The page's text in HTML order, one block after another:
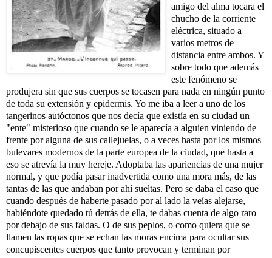
amigo del alma tocara el
chucho de la corriente
eléctrica, situado a
varios metros de
distancia entre ambos. Y
sobre todo que además
este fenómeno se
produjera sin que sus cuerpos se tocasen para nada en ningún punto
de toda su extensión y epidermis. Yo me iba a leer a uno de los
tangerinos autóctonos que nos decía que existía en su ciudad un
"ente" misterioso que cuando se le aparecía a alguien viniendo de
frente por alguna de sus callejuelas, o a veces hasta por los mismos
bulevares modernos de la parte europea de la ciudad, que hasta a
eso se atrevía la muy hereje. Adoptaba las apariencias de una mujer
normal, y que podía pasar inadvertida como una mora más, de las
tantas de las que andaban por ahí sueltas. Pero se daba el caso que
cuando después de haberte pasado por al lado la veías alejarse,
habiéndote quedado tú detrás de ella, te dabas cuenta de algo raro
por debajo de sus faldas. O de sus peplos, o como quiera que se
llamen las ropas que se echan las moras encima para ocultar sus
concupiscentes cuerpos que tanto provocan y terminan por